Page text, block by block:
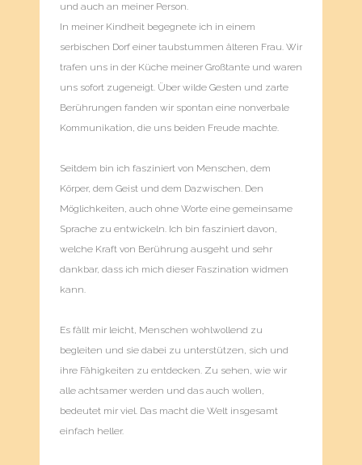
und auch an meiner Person.
In meiner Kindheit begegnete ich in einem
serbischen Dorf einer taubstummen älteren Frau. Wir
trafen uns in der Küche meiner Großtante und waren
uns sofort zugeneigt. Über wilde Gesten und zarte
Berührungen fanden wir spontan eine nonverbale
Kommunikation, die uns beiden Freude machte.
Seitdem bin ich fasziniert von Menschen, dem
Körper, dem Geist und dem Dazwischen. Den
Möglichkeiten, auch ohne Worte eine gemeinsame
Sprache zu entwickeln. Ich bin fasziniert davon,
welche Kraft von Berührung ausgeht und sehr
dankbar, dass ich mich dieser Faszination widmen
kann.
Es fällt mir leicht, Menschen wohlwollend zu
begleiten und sie dabei zu unterstützen, sich und
ihre Fähigkeiten zu entdecken. Zu sehen, wie wir
alle achtsamer werden und das auch wollen,
bedeutet mir viel. Das macht die Welt insgesamt
einfach heller.